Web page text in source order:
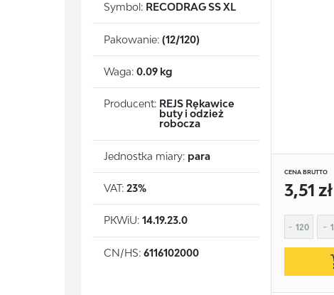
REJESTRACJA
Symbol: RECODRAG SS XL
Pakowanie: (12/120)
Waga: 0.09 kg
Producent: REJS Rękawice
buty i odzież
robocza
Jednostka miary: para
VAT: 23%
PKWiU: 14.19.23.0
CN/HS: 6116102000
CENA BRUTTO
3,51 zł
120